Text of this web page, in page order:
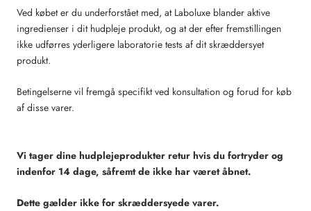
Ved købet er du underforstået med, at Laboluxe blander aktive
ingredienser i dit hudpleje produkt, og at der efter fremstillingen
ikke udførres yderligere laboratorie tests af dit skræddersyet
produkt.
Betingelserne vil fremgå specifikt ved konsultation og forud for køb
af disse varer.
Vi tager dine hudplejeprodukter retur hvis du fortryder og
indenfor 14 dage, såfremt de ikke har været åbnet.
Dette gælder ikke for skræddersyede varer.